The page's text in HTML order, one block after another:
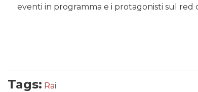
eventi in programma e i protagonisti sul
Tags: Rai